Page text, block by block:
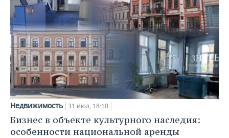
Недвижимость 31 июл, 18:10
Бизнес в объекте культурного наследия:
особенности национальной аренды